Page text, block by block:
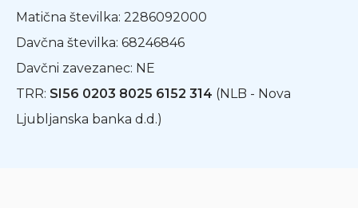
Matična številka: 2286092000
Davčna številka: 68246846
Davčni zavezanec: NE
TRR: SI56 0203 8025 6152 314 (NLB - Nova
Ljubljanska banka d.d.)